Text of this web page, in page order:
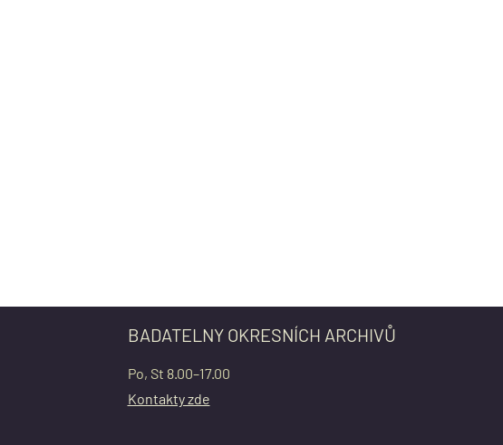
BADATELNY OKRESNÍCH ARCHIVŮ
Po, St 8.00–17.00
Kontakty zde